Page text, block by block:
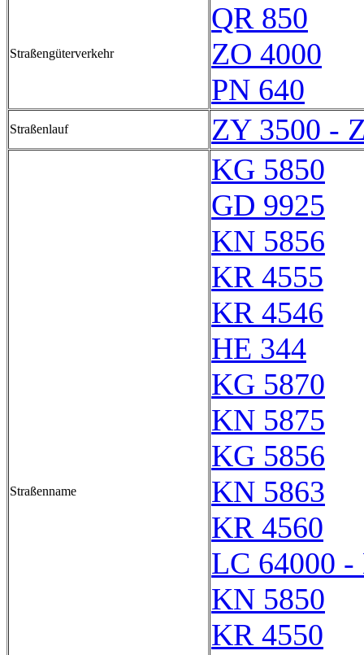
Straßengüterverkehr
QR 850
ZO 4000
PN 640
Straßenlauf ZY 3500 -
Straßenname
KG 5850
GD 9925
KN 5856
KR 4555
KR 4546
HE 344
KG 5870
KN 5875
KG 5856
KN 5863
KR 4560
LC 64000 -
KN 5850
KR 4550